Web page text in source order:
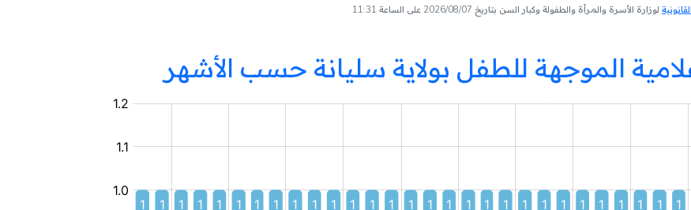
لوزارة الأسرة والمرأة والطفولة وكبار السن بتاريخ 2026/08/07 على الساعة 11:31
الموجهة للطفل بولاية سليانة حسب الأشهر
مركز
للإعلامية
الموجهة